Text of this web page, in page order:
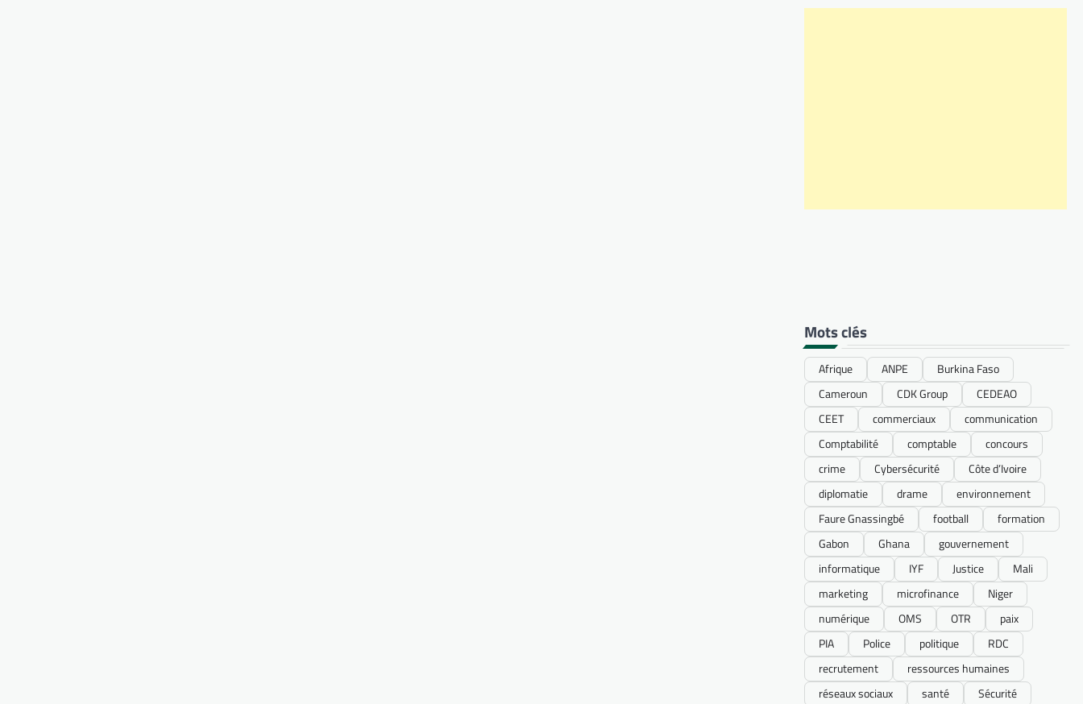
Mots clés
Afrique ANPE
Burkina Faso
Cameroun
CDK Group
CEDEAO
CEET
commerciaux
communication
Comptabilité
comptable
concours
crime
Cybersécurité
Côte d’Ivoire
diplomatie
drame
environnement
Faure Gnassingbé
football
formation
Gabon
Ghana
gouvernement
informatique
IYF Justice
Mali
marketing
microfinance
Niger
numérique
OMS OTR
paix
PIA
Police politique
RDC
recrutement
ressources humaines
réseaux sociaux
santé
Sécurité